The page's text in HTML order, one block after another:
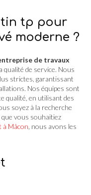
tp pour
moderne ?
de travaux
qualité de service. Nous
strictes, garantissant
Nos équipes sont
qualité, en utilisant des
soyez à la recherche
que vous souhaitiez
à Mâcon , nous avons les